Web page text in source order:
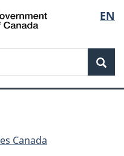
de
la
EN
Canada